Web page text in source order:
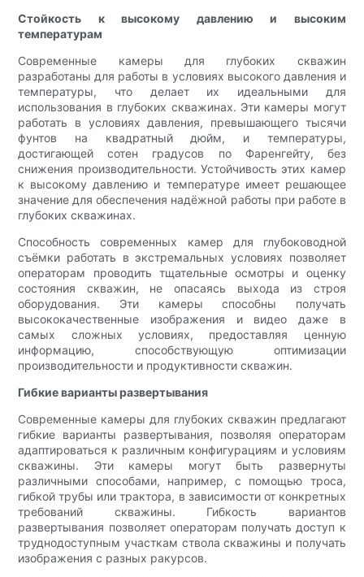
Стойкость к высокому давлению и высоким
температурам
Современные камеры для глубоких скважин
разработаны для работы в условиях высокого давления и
температуры, что делает их идеальными для
использования в глубоких скважинах. Эти камеры могут
работать в условиях давления, превышающего тысячи
фунтов на квадратный дюйм, и температуры,
достигающей сотен градусов по Фаренгейту, без
снижения производительности. Устойчивость этих камер
к высокому давлению и температуре имеет решающее
значение для обеспечения надёжной работы при работе в
глубоких скважинах.
Способность современных камер для глубоководной
съёмки работать в экстремальных условиях позволяет
операторам проводить тщательные осмотры и оценку
состояния скважин, не опасаясь выхода из строя
оборудования. Эти камеры способны получать
высококачественные изображения и видео даже в
самых сложных условиях, предоставляя ценную
информацию, способствующую оптимизации
производительности и продуктивности скважин.
Гибкие варианты развертывания
Современные камеры для глубоких скважин предлагают
гибкие варианты развертывания, позволяя операторам
адаптироваться к различным конфигурациям и условиям
скважины. Эти камеры могут быть развернуты
различными способами, например, с помощью троса,
гибкой трубы или трактора, в зависимости от конкретных
требований скважины. Гибкость вариантов
развертывания позволяет операторам получать доступ к
труднодоступным участкам ствола скважины и получать
изображения с разных ракурсов.